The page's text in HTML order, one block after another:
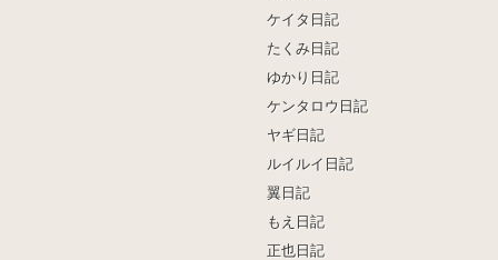
ケイタ日記
たくみ日記
ゆかり日記
ケンタロウ日記
ヤギ日記
ルイルイ日記
翼日記
もえ日記
正也日記